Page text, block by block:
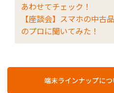
あわせてチェック！
【座談会】スマホの中古
のプロに聞いてみた！
端末ラインナップに